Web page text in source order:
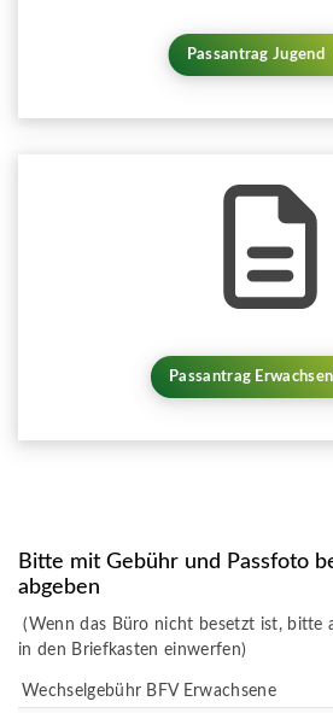
Passantrag Jugend
Passantrag
Bitte mit Gebühr und Passfoto
abgeben
(Wenn das Büro nicht besetzt ist, bitte
in den Briefkasten einwerfen)
Wechselgebühr BFV Erwachsene